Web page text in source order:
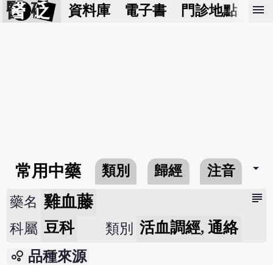
醫 砭 資料庫 電子書 門診地點 預
menu
常用中藥 類別 歸經 注音 arrow_drop_down
subject
藥名 雞血藤
科屬 豆科 類別 活血調經, 通絡
bubble_chart 品種來源